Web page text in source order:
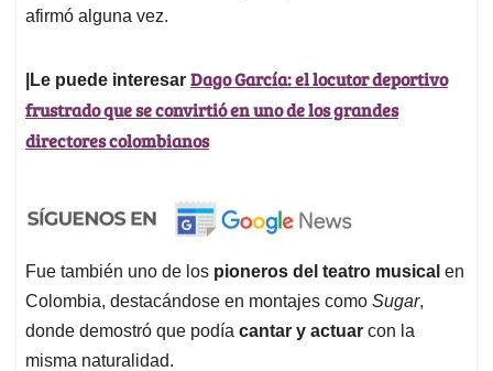
afirmó alguna vez.
|Le puede interesar Dago García: el locutor deportivo
frustrado que se convirtió en uno de los grandes
directores colombianos
Fue también uno de los pioneros del teatro musical en
Colombia, destacándose en montajes como Sugar,
donde demostró que podía cantar y actuar con la
misma naturalidad.